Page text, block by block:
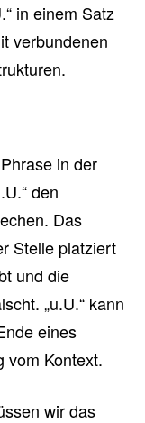
in einem Satz
verbundenen
in der
den
Das
Stelle platziert
und die
„u.U.“ kann
eines
vom Kontext.
wir das